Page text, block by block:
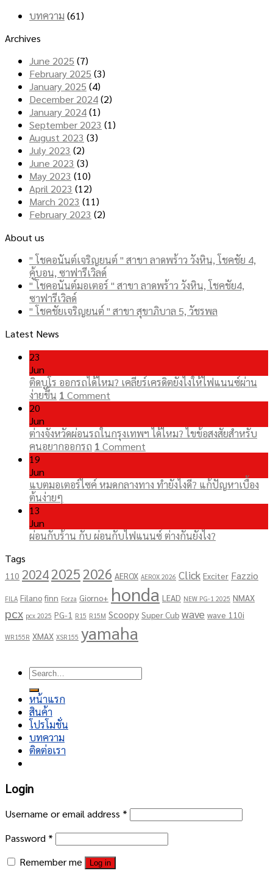
บทความ (61)
Archives
June 2025 (7)
February 2025 (3)
January 2025 (4)
December 2024(2)
January 2024(1)
September 2023 (1)
August 2023 (3)
July 2023 (2)
June 2023 (3)
May 2023 (10)
April 2023 (12)
March 2023 (11)
February 2023 (2)
About us
" โชคอนันต์เจริญยนต์ " สาขา ลาดพร้าว วังหิน, โชคชัย 4,
คู้บอน, ซาฟารีเวิลด์
" โชคอนันต์มอเตอร์ " สาขา ลาดพร้าว วังหิน, โชคชัย4,
ซาฟารีเวิลด์
" โชคชัยเจริญยนต์ " สาขา สุขาภิบาล 5, วัชรพล
Latest News
23
Jun
ติดบูโร ออกรถได้ไหม? เคลียร์เครดิตยังไงให้ไฟแนนซ์ผ่าน
ง่ายขึ้น 1 Comment
20
Jun
ต่างจังหวัดผ่อนรถในกรุงเทพฯ ได้ไหม? ไขข้อสงสัยสำหรับ
คนอยากออกรถ 1 Comment
19
Jun
แบตมอเตอร์ไซค์ หมดกลางทาง ทำยังไงดี? แก้ปัญหาเบื้อง
ต้นง่ายๆ
13
Jun
ผ่อนกับร้าน กับ ผ่อนกับไฟแนนซ์ ต่างกันยังไง?
Tags
110 202420252026 AEROX AEROX 2026 Click Exciter Fazzio
FILA Filano finn Forza Giorno+ honda LEAD NEW PG-1 2025 NMAX
pcx pcx 2025 PG-1 R15 R15M Scoopy Super Cub wave wave 110i
WR155R XMAX XSR155 yamaha
Search
หน้าแรก
สินค้า
โปรโมชั่น
บทความ
ติดต่อเรา
Login
Username or email address *
Password *
Remember me
Log in